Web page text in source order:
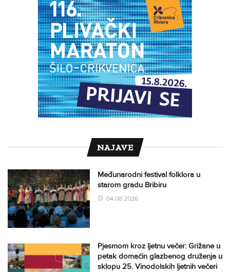
NAJAVE
Međunarodni festival folklora u
starom gradu Bribiru
04.08.2026
Pjesmom kroz ljetnu večer: Grižane u
petak domaćin glazbenog druženja u
sklopu 25. Vinodolskih ljetnih večeri